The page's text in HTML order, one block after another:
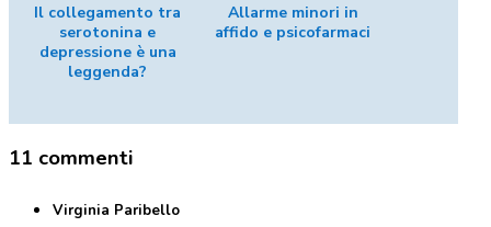
Il collegamento tra
serotonina e
depressione è una
leggenda?
Allarme minori in
affido e psicofarmaci
11 commenti
Virginia Paribello